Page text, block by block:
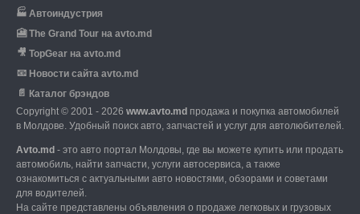
🏭 Автоиндустрия
🎦 The Grand Tour на avto.md
🎥 TopGear на avto.md
📧 Новости сайта avto.md
📄 Каталог брэндов
Copyright © 2001 - 2026 www.avto.md продажа и покупка автомобилей
в Молдове. Удобный поиск авто, запчастей и услуг для автолюбителей.
Avto.md - это авто портал Молдовы, где вы можете купить или продать
автомобиль, найти запчасти, услуги автосервиса, а также
ознакомиться с актуальными авто новостями, обзорами и советами
для водителей.
На сайте представлены объявления о продаже легковых и грузовых